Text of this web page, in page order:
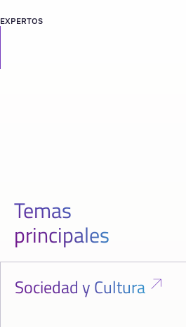
EXPERTOS
Temas
principales
Sociedad y Cultura